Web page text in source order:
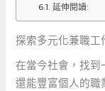
延伸閱讀:
探索多元化兼職工
在當今社會，找到
還能豐富個人的職